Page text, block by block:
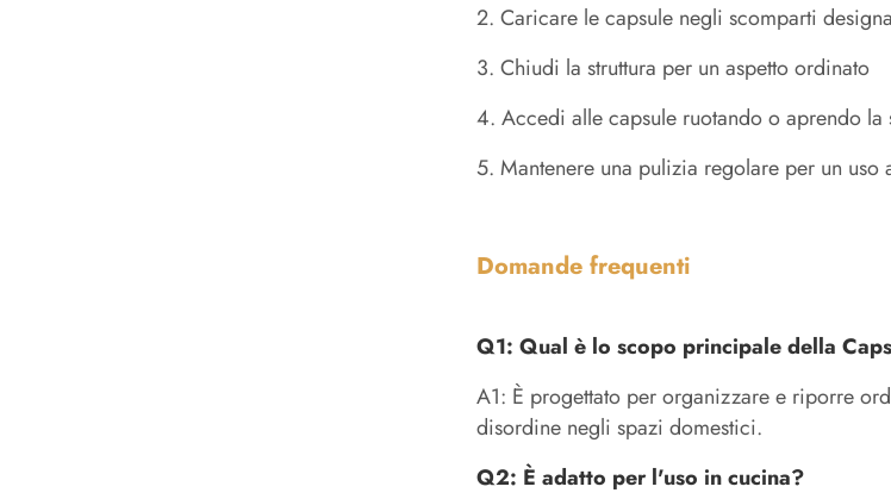
2. Caricare le capsule negli scomparti
3. Chiudi la struttura per un aspetto ordinato
4. Accedi alle capsule ruotando o aprendo la
5. Mantenere una pulizia regolare per un uso
Domande frequenti
Q1: Qual è lo scopo principale della
A1: È progettato per organizzare e riporre
disordine negli spazi domestici.
Q2: È adatto per l'uso in cucina?